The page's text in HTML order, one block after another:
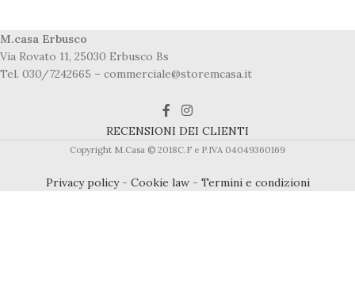
M.casa Erbusco
Via Rovato 11, 25030 Erbusco Bs
Tel. 030/7242665 – commerciale@storemcasa.it
RECENSIONI DEI CLIENTI
Copyright M.Casa © 2018C.F e P.IVA 04049360169
Privacy policy- Cookie law- Termini e condizioni